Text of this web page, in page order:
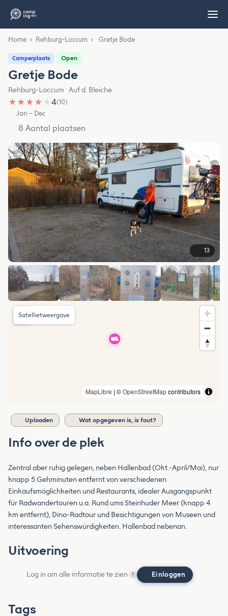
Home › Rehburg-Loccum › Gretje Bode
Camperplaats Open
Gretje Bode
Rehburg-Loccum · Auf d. Bleiche
★ ★ ★ ★ ★4(10)
Jan – Dec
8 Aantal plaatsen
13
MapLibre | ©OpenStreetMapcontributors
Satellietweergave
Uploaden Wat opgegeven is, is fout?
Info over de plek
Zentral aber ruhig gelegen, neben Hallenbad (Okt.-April/Mai), nur
knapp 5 Gehminuten entfernt von verschiedenen
Einkaufsmöglichkeiten und Restaurants, idealer Ausgangspunkt
für Radwandertouren u.a. Rund ums Steinhuder Meer (knapp 4
km entfernt), Dino-Radtour und Besichtigungen von Museen und
interessanten Sehenswürdigkeiten. Hallenbad nebenan.
Uitvoering
Log in om alle informatie te zien ? Einloggen
Tags